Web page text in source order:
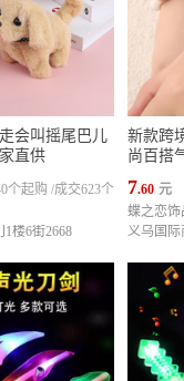
会叫摇尾巴儿
直供
成交623个
个起购 /
楼6街2668
新款跨
尚百搭
7.60 元
蝶之恋饰
义乌国际